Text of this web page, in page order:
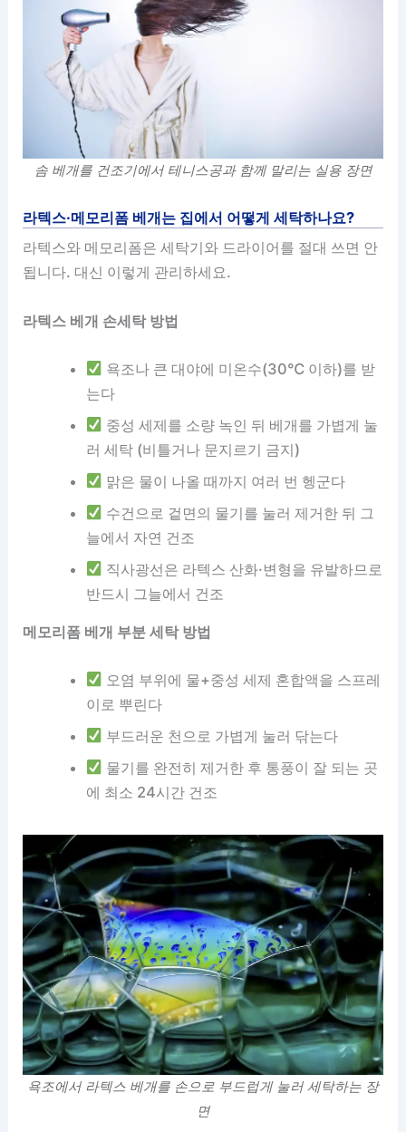
솜 베개를 건조기에서 테니스공과 함께 말리는 실용 장면
라텍스·메모리폼 베개는 집에서 어떻게 세탁하나요?
라텍스와 메모리폼은 세탁기와 드라이어를 절대 쓰면 안
됩니다. 대신 이렇게 관리하세요.
라텍스 베개 손세탁 방법
욕조나 큰 대야에 미온수(30℃ 이하)를 받
는다
중성 세제를 소량 녹인 뒤 베개를 가볍게 눌
러 세탁 (비틀거나 문지르기 금지)
맑은 물이 나올 때까지 여러 번 헹군다
수건으로 겉면의 물기를 눌러 제거한 뒤 그
늘에서 자연 건조
직사광선은 라텍스 산화·변형을 유발하므로
반드시 그늘에서 건조
메모리폼 베개 부분 세탁 방법
오염 부위에 물+중성 세제 혼합액을 스프레
이로 뿌린다
부드러운 천으로 가볍게 눌러 닦는다
물기를 완전히 제거한 후 통풍이 잘 되는 곳
에 최소 24시간 건조
욕조에서 라텍스 베개를 손으로 부드럽게 눌러 세탁하는 장
면